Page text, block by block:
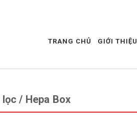
TRANG CHỦ GIỚI THIỆU
lọc / Hepa Box